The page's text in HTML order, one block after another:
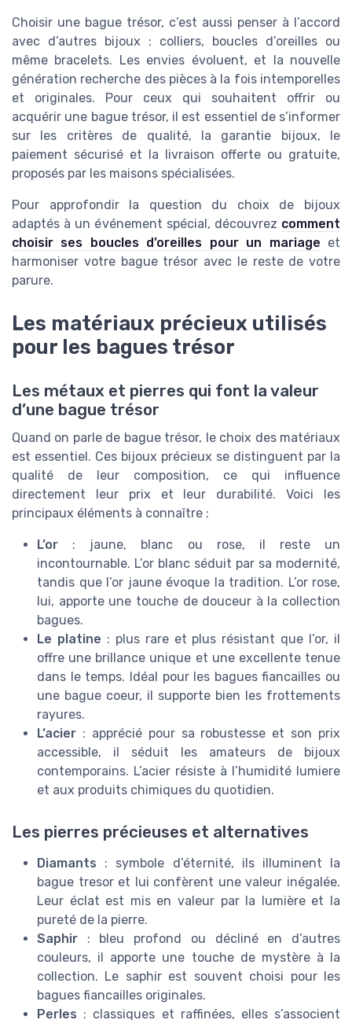
Choisir une bague trésor, c’est aussi penser à l’accord
avec d’autres bijoux : colliers, boucles d’oreilles ou
même bracelets. Les envies évoluent, et la nouvelle
génération recherche des pièces à la fois intemporelles
et originales. Pour ceux qui souhaitent offrir ou
acquérir une bague trésor, il est essentiel de s’informer
sur les critères de qualité, la garantie bijoux, le
paiement sécurisé et la livraison offerte ou gratuite,
proposés par les maisons spécialisées.
Pour approfondir la question du choix de bijoux
adaptés à un événement spécial, découvrez comment
choisir ses boucles d’oreilles pour un mariage et
harmoniser votre bague trésor avec le reste de votre
parure.
Les matériaux précieux utilisés
pour les bagues trésor
Les métaux et pierres qui font la valeur
d’une bague trésor
Quand on parle de bague trésor, le choix des matériaux
est essentiel. Ces bijoux précieux se distinguent par la
qualité de leur composition, ce qui influence
directement leur prix et leur durabilité. Voici les
principaux éléments à connaître :
L’or : jaune, blanc ou rose, il reste un
incontournable. L’or blanc séduit par sa modernité,
tandis que l’or jaune évoque la tradition. L’or rose,
lui, apporte une touche de douceur à la collection
bagues.
Le platine : plus rare et plus résistant que l’or, il
offre une brillance unique et une excellente tenue
dans le temps. Idéal pour les bagues fiancailles ou
une bague coeur, il supporte bien les frottements
rayures.
L’acier : apprécié pour sa robustesse et son prix
accessible, il séduit les amateurs de bijoux
contemporains. L’acier résiste à l’humidité lumiere
et aux produits chimiques du quotidien.
Les pierres précieuses et alternatives
Diamants : symbole d’éternité, ils illuminent la
bague tresor et lui confèrent une valeur inégalée.
Leur éclat est mis en valeur par la lumière et la
pureté de la pierre.
Saphir : bleu profond ou décliné en d’autres
couleurs, il apporte une touche de mystère à la
collection. Le saphir est souvent choisi pour les
bagues fiancailles originales.
Perles : classiques et raffinées, elles s’associent